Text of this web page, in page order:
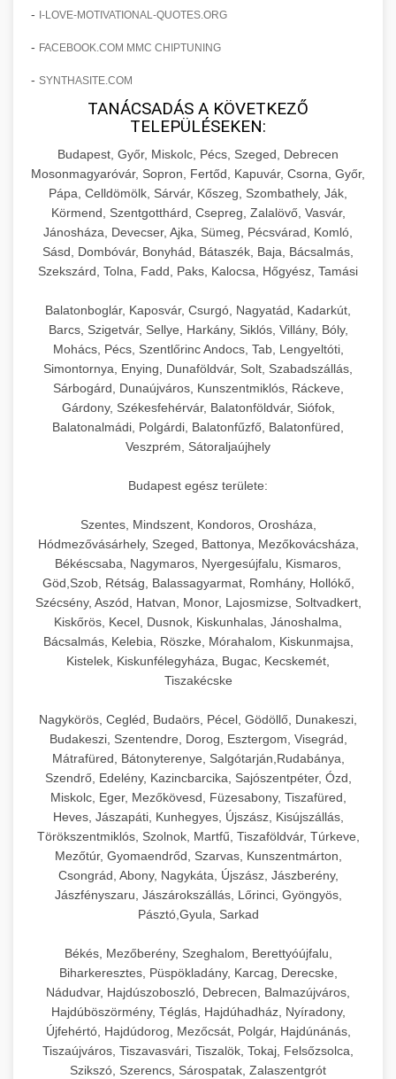
chef-iparikonyhagepek.hu
Professzionális hűtőegységek és hűtőkamrák
Energiahatékony hűtési megoldások nagy
chef-iparikonyhagepek.hu
kereskedelmi hűtőegység
💧 26. Ipari Mosogatógép
Kereskedelmi mosogatóberendezések nagy
forgalmú éttermi műveletekhez. Gyors tisztítási
ciklusok fertőtlenítési képességekkel.
chef-iparikonyhagepek.hu
kereskedelmi mosogatógép
🧀 27. Ipari Sajtreszelő Gép
Ipari sajtreszelők és aprítógépek kereskedelmi
élelmiszer-előkészítéshez. Különböző reszelési
méretek különböző alkalmazásokhoz.
chef-iparikonyhagepek.hu
kereskedelmi sajtreszelő
🍳 28. Nagykonyhai
Berendezések
+
Teljes körű nagykonyhai berendezések és
professzionális vendéglátóipari kellékek.
műveletekhez.
chef-iparikonyhagepek.hu
kereskedelmi konyhai megoldások
- I-LOVE-MOTIVATIONAL-QUOTES.ORG
- FACEBOOK.COM MMC CHIPTUNING
- SYNTHASITE.COM
TANÁCSADÁS A KÖVETKEZŐ
TELEPÜLÉSEKEN:
Budapest, Győr, Miskolc, Pécs, Szeged, Debrecen
Mosonmagyaróvár, Sopron, Fertőd, Kapuvár, Csorna, Győr,
Pápa, Celldömölk, Sárvár, Kőszeg, Szombathely, Ják,
Körmend, Szentgotthárd, Csepreg, Zalalövő, Vasvár,
Jánosháza, Devecser, Ajka, Sümeg, Pécsvárad, Komló,
Sásd, Dombóvár, Bonyhád, Bátaszék, Baja, Bácsalmás,
Szekszárd, Tolna, Fadd, Paks, Kalocsa, Hőgyész, Tamási
Balatonboglár, Kaposvár, Csurgó, Nagyatád, Kadarkút,
Barcs, Szigetvár, Sellye, Harkány, Siklós, Villány, Bóly,
Mohács, Pécs, Szentlőrinc Andocs, Tab, Lengyeltóti,
Simontornya, Enying, Dunaföldvár, Solt, Szabadszállás,
Sárbogárd, Dunaújváros, Kunszentmiklós, Ráckeve,
Gárdony, Székesfehérvár, Balatonföldvár, Siófok,
Balatonalmádi, Polgárdi, Balatonfűzfő, Balatonfüred,
Veszprém, Sátoraljaújhely
Budapest egész területe:
Szentes, Mindszent, Kondoros, Orosháza,
Hódmezővásárhely, Szeged, Battonya, Mezőkovácsháza,
Békéscsaba, Nagymaros, Nyergesújfalu, Kismaros,
Göd,Szob, Rétság, Balassagyarmat, Romhány, Hollókő,
Szécsény, Aszód, Hatvan, Monor, Lajosmizse, Soltvadkert,
Kiskőrös, Kecel, Dusnok, Kiskunhalas, Jánoshalma,
Bácsalmás, Kelebia, Röszke, Mórahalom, Kiskunmajsa,
Kistelek, Kiskunfélegyháza, Bugac, Kecskemét,
Tiszakécske
Nagykörös, Cegléd, Budaörs, Pécel, Gödöllő, Dunakeszi,
Budakeszi, Szentendre, Dorog, Esztergom, Visegrád,
Mátrafüred, Bátonyterenye, Salgótarján,Rudabánya,
Szendrő, Edelény, Kazincbarcika, Sajószentpéter, Ózd,
Miskolc, Eger, Mezőkövesd, Füzesabony, Tiszafüred,
Heves, Jászapáti, Kunhegyes, Újszász, Kisújszállás,
Törökszentmiklós, Szolnok, Martfű, Tiszaföldvár, Túrkeve,
Mezőtúr, Gyomaendrőd, Szarvas, Kunszentmárton,
Csongrád, Abony, Nagykáta, Újszász, Jászberény,
Jászfényszaru, Jászárokszállás, Lőrinci, Gyöngyös,
Pásztó,Gyula, Sarkad
Békés, Mezőberény, Szeghalom, Berettyóújfalu,
Biharkeresztes, Püspökladány, Karcag, Derecske,
Nádudvar, Hajdúszoboszló, Debrecen, Balmazújváros,
Hajdúböszörmény, Téglás, Hajdúhadház, Nyíradony,
Újfehértó, Hajdúdorog, Mezőcsát, Polgár, Hajdúnánás,
Tiszaújváros, Tiszavasvári, Tiszalök, Tokaj, Felsőzsolca,
Szikszó, Szerencs, Sárospatak, Zalaszentgrót